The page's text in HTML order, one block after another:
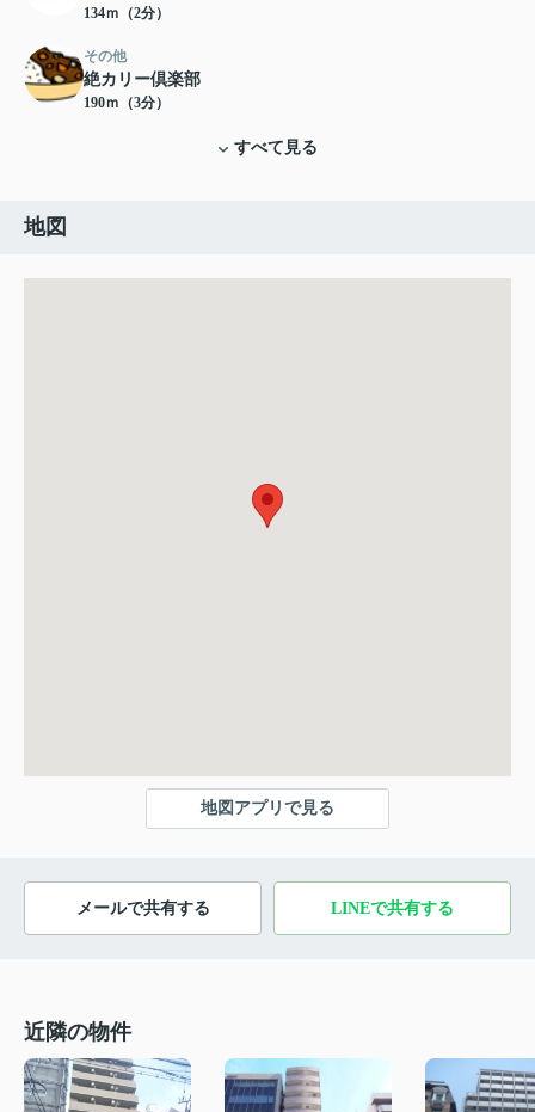
134ｍ（2分）
その他
絶カリー倶楽部
190ｍ（3分）
すべて見る
地図
地図アプリで見る
メールで共有する LINEで共有する
近隣の物件